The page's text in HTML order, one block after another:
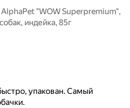
"WOW Superpremium",
индейка, 85г
упакован. Самый